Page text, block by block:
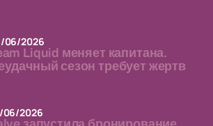
Liquid меняет капитана.
сезон требует жертв
06/2026
06/2026